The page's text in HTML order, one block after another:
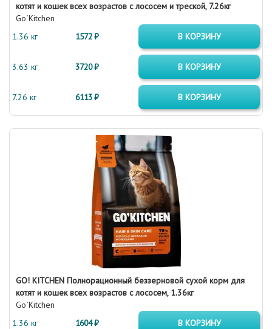
котят и кошек всех возрастов с лососем и треской, 7.26кг
Go`Kitchen
1.36 кг
1572 ₽ В КОРЗИНУ
3.63 кг 3720 ₽ В КОРЗИНУ
7.26 кг 6113 ₽ В КОРЗИНУ
GO! KITCHEN Полнорационный беззерновой сухой корм для
котят и кошек всех возрастов с лососем, 1.36кг
Go`Kitchen
1.36 кг
1604 ₽ В КОРЗИНУ